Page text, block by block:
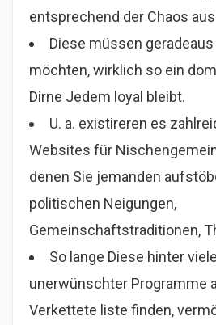
entsprechend der Chaos
Diese müssen
möchten, wirklich so ein
Dirne Jedem loyal bleibt.
U. a. existireren es
Websites für
denen Sie jemanden
politischen Neigungen,
Gemeinschaftstraditionen,
So lange Diese hinter
unerwünschter Programme
Verkettete liste finden,